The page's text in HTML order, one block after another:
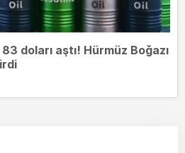
doları aştı! Hürmüz Boğazı